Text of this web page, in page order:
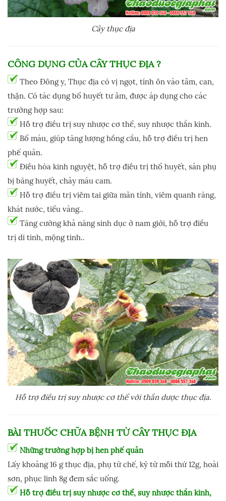
Cây thục địa
CÔNG DỤNG CỦACÂY THỤC ĐỊA?
Theo Đông y, Thục địa có vị ngọt, tính ôn vào tâm, can,
thận. Có tác dụng bổ huyết tư âm, được áp dụng cho các
trường hợp sau:
Hỗ trợ điều trị suy nhược cơ thể, suy nhược thần kinh.
Bổ máu, giúp tăng lượng hồng cầu, hỗ trợ điều trị hen
phế quản.
Điều hòa kinh nguyệt, hỗ trợ điều trị thổ huyết, sản phụ
bị băng huyết, chảy máu cam.
Hỗ trợ điều trị viêm tai giữa mãn tính, viêm quanh răng,
khát nước, tiểu vàng..
Tăng cường khả năng sinh dục ở nam giới, hỗ trợ điều
trị di tinh, mộng tinh..
Hỗ trợ điều trị suy nhược cơ thể với thần dược thục địa.
BÀI THUỐC CHỮA BỆNH TỪCÂY THỤC ĐỊA
Những trường hợp bị hen phế quản
Lấy khoảng 16 g thục địa, phụ tử chế, kỷ tử mỗi thứ 12g, hoài
sơn, phục linh 8g đem sắc uống.
Hỗ trợ điều trị suy nhược cơ thể, suy nhược thần kinh,